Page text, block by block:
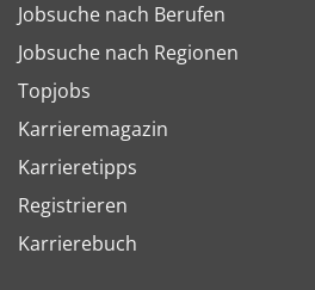
Jobsuche nach Berufen
Jobsuche nach Regionen
Topjobs
Karrieremagazin
Karrieretipps
Registrieren
Karrierebuch